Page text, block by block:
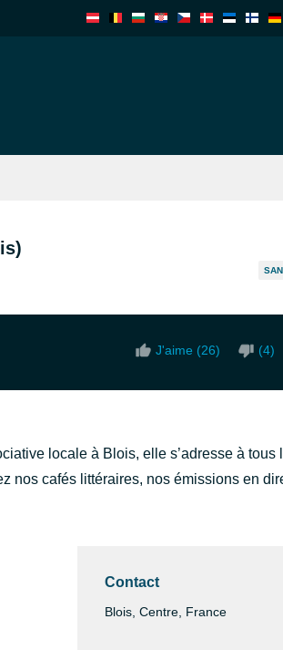
J'aime (26) (4)
locale à Blois, elle s’adresse à tous
nos cafés littéraires, nos émissions en
Contact
Blois, Centre, France